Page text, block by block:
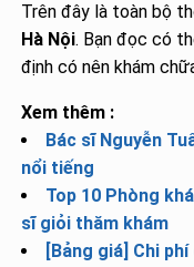
Trên đây là toàn bộ
Hà Nội. Bạn đọc có
định có nên khám
Xem thêm :
Bác sĩ Nguyễn
nổi tiếng
Top 10 Phòng
sĩ giỏi thăm khám
[Bảng giá] Chi